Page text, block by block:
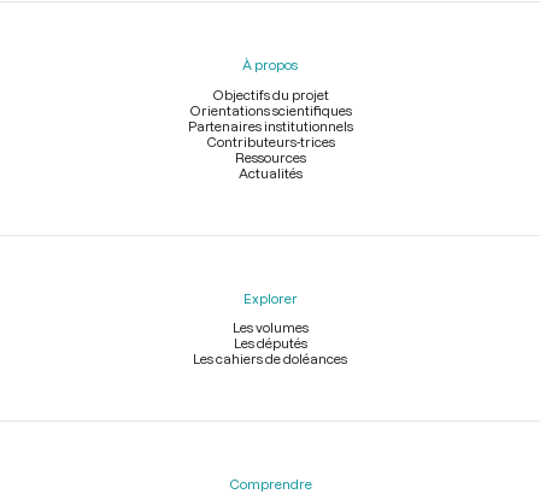
À propos
Objectifs du projet
Orientations scientifiques
Partenaires institutionnels
Contributeurs-trices
Ressources
Actualités
Explorer
Les volumes
Les députés
Les cahiers de doléances
Comprendre